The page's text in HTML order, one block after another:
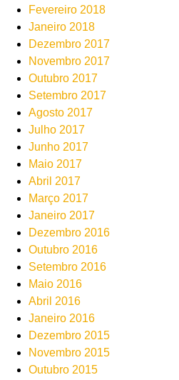
Fevereiro 2018
Janeiro 2018
Dezembro 2017
Novembro 2017
Outubro 2017
Setembro 2017
Agosto 2017
Julho 2017
Junho 2017
Maio 2017
Abril 2017
Março 2017
Janeiro 2017
Dezembro 2016
Outubro 2016
Setembro 2016
Maio 2016
Abril 2016
Janeiro 2016
Dezembro 2015
Novembro 2015
Outubro 2015